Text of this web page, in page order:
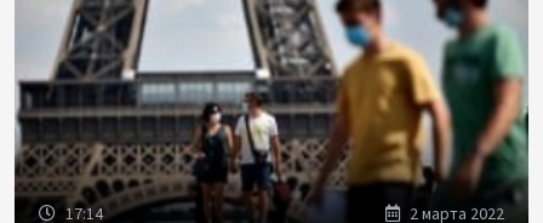
17:14 2 марта 2022